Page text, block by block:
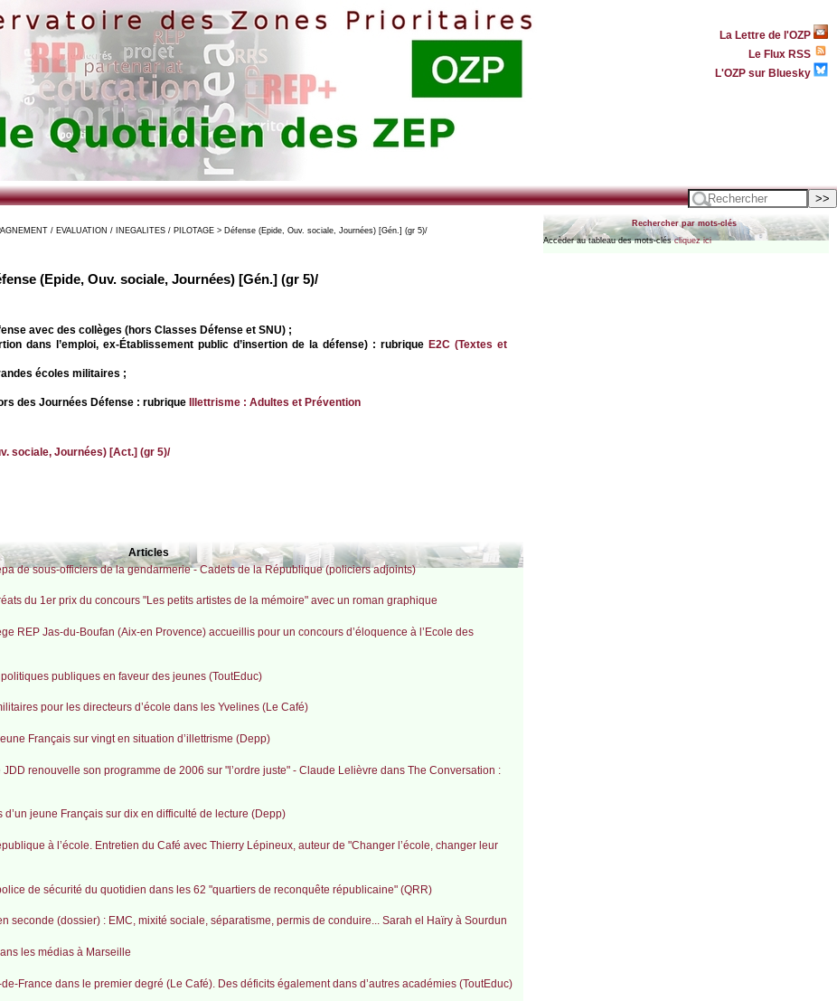
La Lettre de l'OZP
Le Flux RSS
L'OZP sur Bluesky
/ EVALUATION / INEGALITES / PILOTAGE > Défense (Epide, Ouv. sociale, Journées) [Gén.] (gr 5)/
(Epide, Ouv. sociale, Journées) [Gén.] (gr 5)/
avec des collèges (hors Classes Défense et SNU) ;
dans l’emploi, ex-Établissement public d’insertion de la défense) : rubriqueE2C (Textes et
écoles militaires ;
des Journées Défense : rubriqueIllettrisme : Adultes et Prévention
sociale, Journées) [Act.] (gr 5)/
Articles
de sous-officiers de la gendarmerie - Cadets de la République (policiers adjoints)
du 1er prix du concours "Les petits artistes de la mémoire" avec un roman graphique
REP Jas-du-Boufan (Aix-en Provence) accueillis pour un concours d’éloquence à l’Ecole des
publiques en faveur des jeunes (ToutEduc)
pour les directeurs d’école dans les Yvelines (Le Café)
Français sur vingt en situation d’illettrisme (Depp)
renouvelle son programme de 2006 sur "l’ordre juste" - Claude Lelièvre dans The Conversation :
jeune Français sur dix en difficulté de lecture (Depp)
à l’école. Entretien du Café avec Thierry Lépineux, auteur de "Changer l’école, changer leur
de sécurité du quotidien dans les 62 "quartiers de reconquête républicaine" (QRR)
seconde (dossier) : EMC, mixité sociale, séparatisme, permis de conduire... Sarah el Haïry à Sourdun
les médias à Marseille
France dans le premier degré (Le Café). Des déficits également dans d’autres académies (ToutEduc)
Rechercher par mots-clés
Accèder au tableau des mots-cléscliquez ici